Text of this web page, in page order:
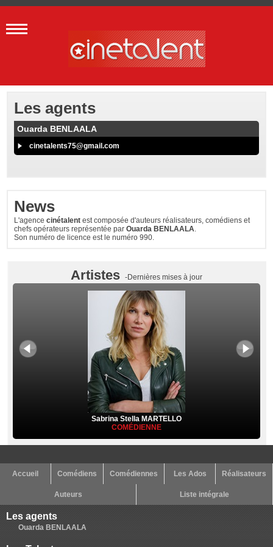
News
L'agencecinétalent est composée d'auteurs réalisateurs, comédiens et
chefs opérateurs représentée parOuarda BENLAALA.
Son numéro de licence est le numéro 990.
Les agents
Ouarda BENLAALA
cinetalents75@gmail.com
Artistes -Dernières mises à jour
Sabrina Stella MARTELLO
COMÉDIENNE
Accueil Comédiens Comédiennes Les Ados Réalisateurs
Auteurs Liste intégrale
Les agents
Ouarda BENLAALA